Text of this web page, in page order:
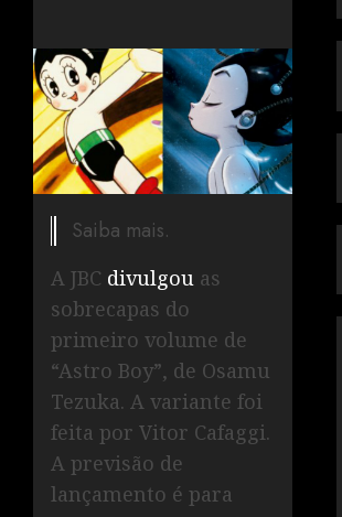
Saiba mais.
A JBC divulgou as
sobrecapas do
primeiro volume de
“Astro Boy”, de Osamu
Tezuka. A variante foi
feita por Vitor Cafaggi.
A previsão de
lançamento é para